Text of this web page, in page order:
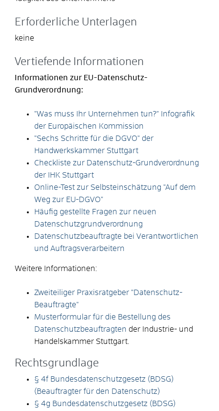
Erforderliche Unterlagen
keine
Vertiefende Informationen
Informationen zur EU-Datenschutz-
Grundverordnung:
"Was muss Ihr Unternehmen tun?" Infografik
der Europäischen Kommission
"Sechs Schritte für die DGVO" der
Handwerkskammer Stuttgart
Checkliste zur Datenschutz-Grundverordnung
der IHK Stuttgart
Online-Test zur Selbsteinschätzung "Auf dem
Weg zur EU-DGVO"
Häufig gestellte Fragen zur neuen
Datenschutzgrundverordnung
Datenschutzbeauftragte bei Verantwortlichen
und Auftragsverarbeitern
Weitere Informationen:
Zweiteiliger Praxisratgeber "Datenschutz-
Beauftragte"
Musterformular für die Bestellung des
Datenschutzbeauftragten der Industrie- und
Handelskammer Stuttgart.
Rechtsgrundlage
§ 4f Bundesdatenschutzgesetz (BDSG)
(Beauftragter für den Datenschutz)
§ 4g Bundesdatenschutzgesetz (BDSG)